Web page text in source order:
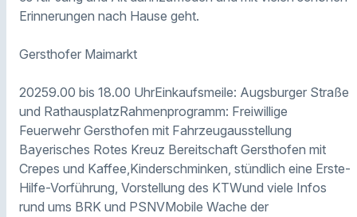
Erinnerungen nach Hause geht.
Gersthofer Maimarkt
20259.00 bis 18.00 UhrEinkaufsmeile: Augsburger Straße
und RathausplatzRahmenprogramm: Freiwillige
Feuerwehr Gersthofen mit Fahrzeugausstellung
Bayerisches Rotes Kreuz Bereitschaft Gersthofen mit
Crepes und Kaffee,Kinderschminken, stündlich eine Erste-
Hilfe-Vorführung, Vorstellung des KTWund viele Infos
rund ums BRK und PSNVMobile Wache der